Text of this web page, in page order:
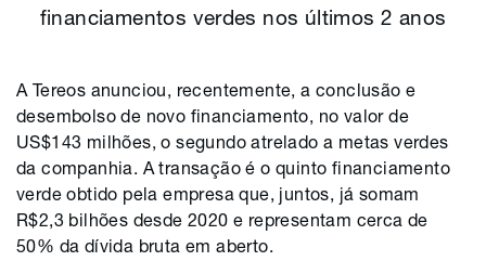
financiamentos verdes nos últimos 2 anos
A Tereos anunciou, recentemente, a conclusão e
desembolso de novo financiamento, no valor de
US$143 milhões, o segundo atrelado a metas verdes
da companhia. A transação é o quinto financiamento
verde obtido pela empresa que, juntos, já somam
R$2,3 bilhões desde 2020 e representam cerca de
50% da dívida bruta em aberto.